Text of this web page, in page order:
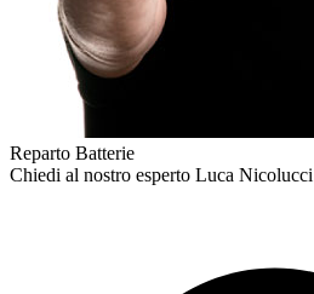
Reparto Batterie
Chiedi al nostro esperto Luca Nicolucci